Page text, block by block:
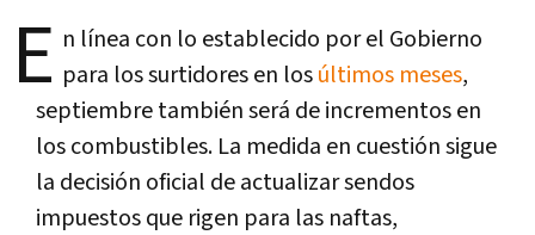
E n línea con lo establecido por el Gobierno
para los surtidores en losúltimos meses,
septiembre también será de incrementos en
los combustibles. La medida en cuestión sigue
la decisión oficial de actualizar sendos
impuestos que rigen para las naftas,